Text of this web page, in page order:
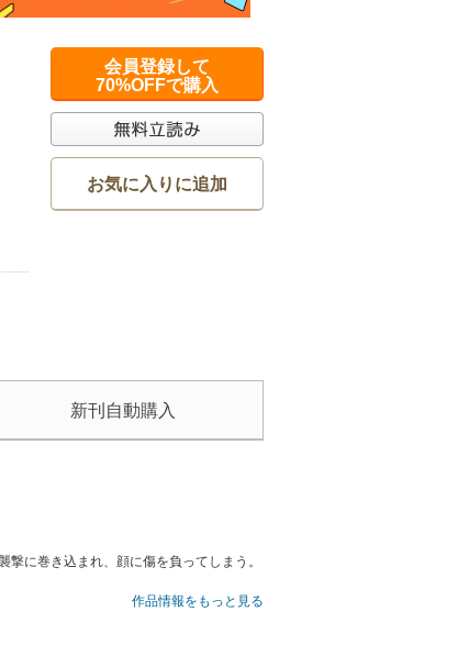
会員登録して
70%OFFで購入
お気に入りに追加
新刊自動購入
に巻き込まれ、顔に傷を負ってしまう。
は単なる恋愛ゲームにしかすぎないはず
作品情報をもっと見る